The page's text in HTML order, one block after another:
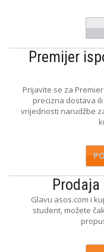
Premijer
Prijavite se za
precizna dostava
vrijednosti narudžbe
Glavu asos.com i
student, možete